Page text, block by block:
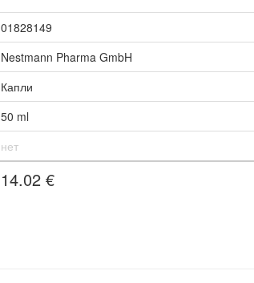
01828149
Nestmann Pharma GmbH
Капли
50 ml
нет
14.02 €